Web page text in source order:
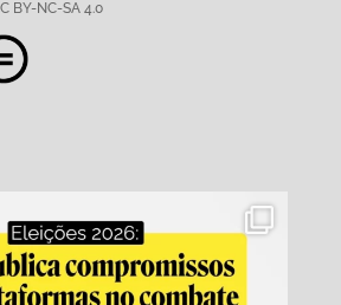
BY-NC-SA 4.0